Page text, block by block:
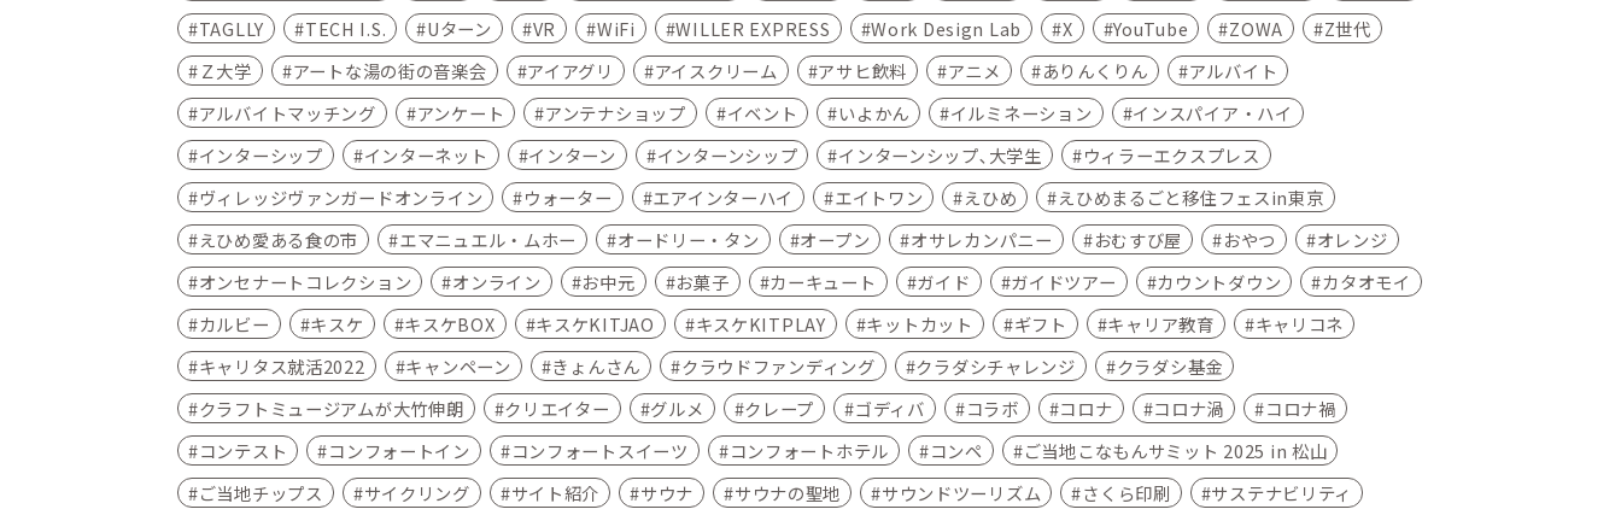
TAGLLY
TECH I.S. Uターン VR WiFi WILLER EXPRESS Work Design Lab X YouTube ZOWA
Z世代
Ｚ大学
アートな湯の街の音楽会 アイアグリ アイスクリーム アサヒ飲料 アニメ ありんくりん
アルバイト
アルバイトマッチング
アンケート アンテナショップ イベント いよかん イルミネーション
インスパイア・ハイ
インターシップ
インターネット インターン インターンシップ インターンシップ､大学生
ウィラーエクスプレス
ヴィレッジヴァンガードオンライン
ウォーター エアインターハイ エイトワン えひめ
えひめまるごと移住フェスin東京
えひめ愛ある食の市
エマニュエル・ムホー オードリー・タン オープン オサレカンパニー おむすび屋 おやつ
オレンジ
オンセナートコレクション
オンライン お中元 お菓子 カーキュート ガイド ガイドツアー カウントダウン
カタオモイ
カルビー
キスケ キスケBOX キスケKITJAO キスケKITPLAY キットカット ギフト キャリア教育
キャリコネ
キャリタス就活2022
キャンペーン きょんさん クラウドファンディング クラダシチャレンジ
クラダシ基金
クラフトミュージアムが大竹伸朗
クリエイター グルメ クレープ ゴディバ コラボ コロナ コロナ渦
コロナ禍
コンテスト
コンフォートイン コンフォートスイーツ コンフォートホテル コンペ
ご当地こなもんサミット 2025 in 松山
ご当地チップス
サイクリング サイト紹介 サウナ サウナの聖地 サウンドツーリズム さくら印刷
サステナビリティ